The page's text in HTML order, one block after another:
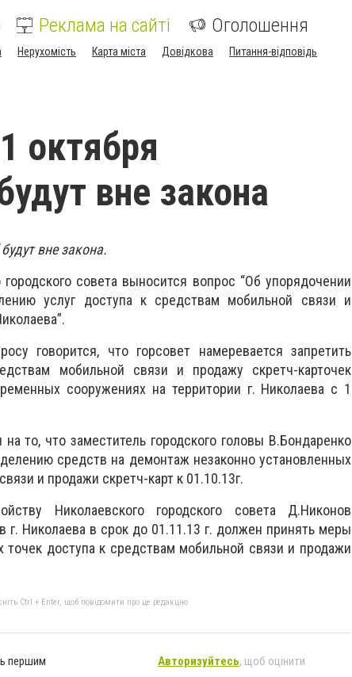
Реклама на сайті Оголошення
Нерухомість Карта міста Довідкова Питання-відповідь
октября
вне закона
вне закона.
совета выносится вопрос “Об упорядочении
услуг доступа к средствам мобильной связи и
говорится, что горсовет намеревается запретить
мобильной связи и продажу скретч-карточек
сооружениях на территории г. Николаева с 1
то, что заместитель городского головы В.Бондаренко
средств на демонтаж незаконно установленных
и продажи скретч-карт к 01.10.13г.
Николаевского городского совета Д.Никонов
г. Николаева в срок до 01.11.13 г. должен принять меры
доступа к средствам мобильной связи и продажи
Ctrl + Enter, щоб повідомити про це редакцію
першим Авторизуйтесь, щоб оцінити